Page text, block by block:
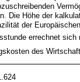
Die Höhe der
der
errechnet sich
des